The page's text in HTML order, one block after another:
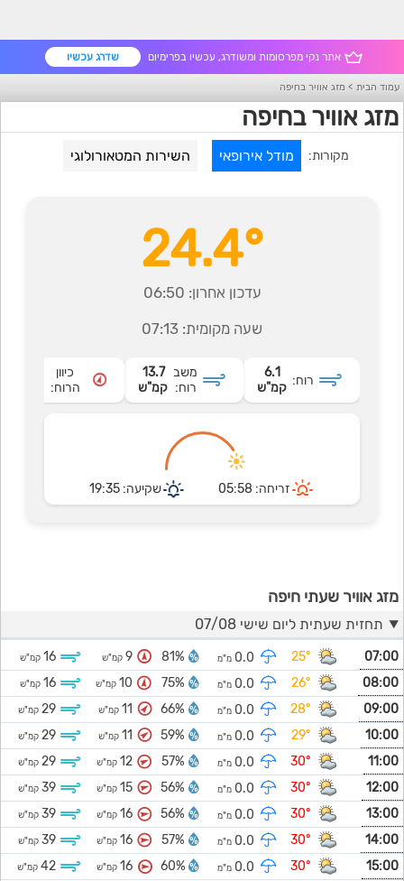
אתר נקי מפרסומות ומשודרג, עכשיו בפרימיום שדרג עכשיו
עמוד הבית > מזג אוויר בחיפה
מזג אוויר בחיפה
מקורות: מודל אירופאי השירות המטאורולוגי
24.4°
עדכון אחרון: 06:50
שעה מקומית: 07:13
רוח:
6.1
קמ"ש
משב
רוח:
13.7
קמ"ש
כיוון
הרוח:
זריחה: 05:58 שקיעה: 19:35
מזג אוויר שעתי חיפה
תחזית שעתית ליום שישי 07/08
07:00
25° מ"מ 81%
9 קמ"ש 16 קמ"ש
08:00
26° מ"מ 75%
10 קמ"ש 16 קמ"ש
09:00
28° מ"מ 66%
11 קמ"ש 29 קמ"ש
10:00
29° מ"מ 59%
11 קמ"ש 29 קמ"ש
11:00
30° מ"מ 57%
12 קמ"ש 29 קמ"ש
12:00
30° מ"מ 56%
15 קמ"ש 39 קמ"ש
13:00
30° מ"מ 56%
16 קמ"ש 39 קמ"ש
14:00
30° מ"מ 57%
16 קמ"ש 39 קמ"ש
15:00
30° מ"מ 60%
16 קמ"ש 42 קמ"ש